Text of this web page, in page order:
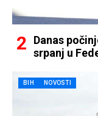
Danas
srpanj u
BIH NOVOSTI